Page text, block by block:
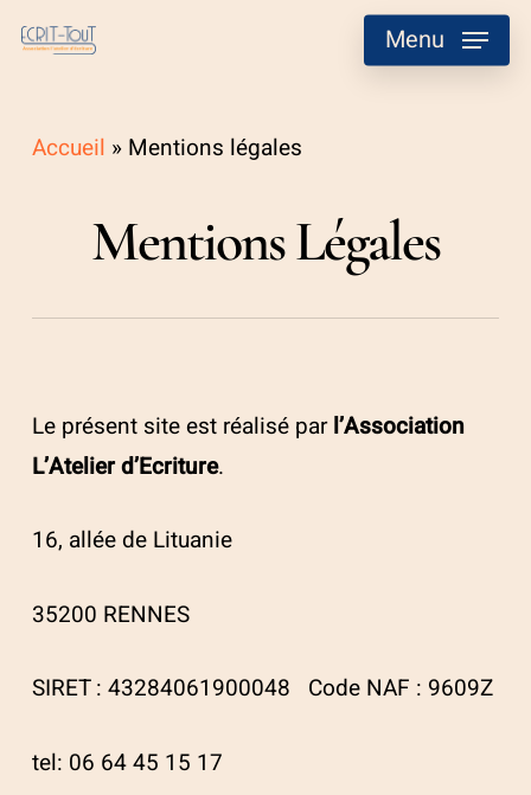
Skip
content
Menu
Accueil » Mentions légales
Mentions Légales
Le présent site est réalisé parl’Association
L’Atelier d’Ecriture.
16, allée de Lituanie
35200 RENNES
SIRET : 43284061900048 Code NAF : 9609Z
tel: 06 64 45 15 17